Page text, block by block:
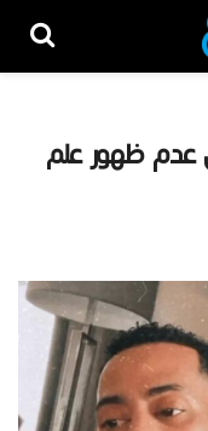
ظهور علم